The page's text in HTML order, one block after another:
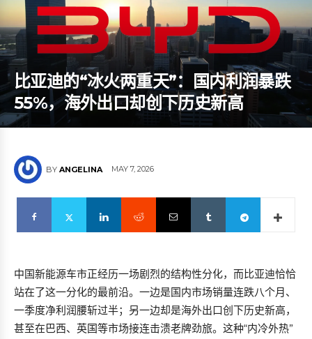
比亚迪的“冰火两重天”：国内利润暴跌
55%，海外出口却创下历史新高
BY ANGELINA MAY 7, 2026
中国新能源车市正经历一场剧烈的结构性分化，而比亚迪恰恰
站在了这一分化的最前沿。一边是国内市场销量连跌八个月、
一季度净利润腰斩过半；另一边却是海外出口创下历史新高，
甚至在巴西、英国等市场接连击溃老牌劲旅。这种“内冷外热”